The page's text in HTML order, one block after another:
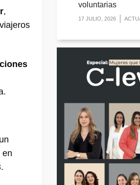
,
en
voluntarias
17 JULIO, 2026